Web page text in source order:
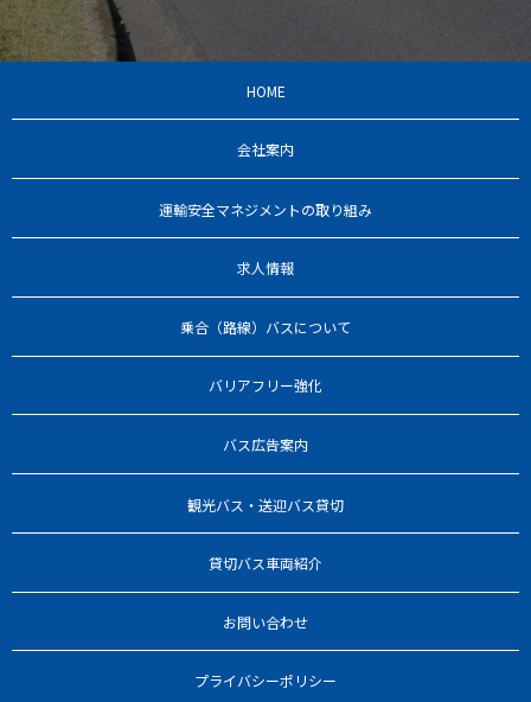
HOME
会社案内
運輸安全マネジメントの取り組み
求人情報
乗合（路線）バスについて
バリアフリー強化
バス広告案内
観光バス・送迎バス貸切
貸切バス車両紹介
お問い合わせ
プライバシーポリシー